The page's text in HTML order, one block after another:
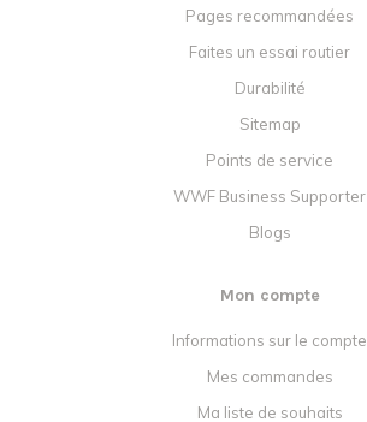
Pages recommandées
Faites un essai routier
Durabilité
Sitemap
Points de service
WWF Business Supporter
Blogs
Mon compte
Informations sur le compte
Mes commandes
Ma liste de souhaits